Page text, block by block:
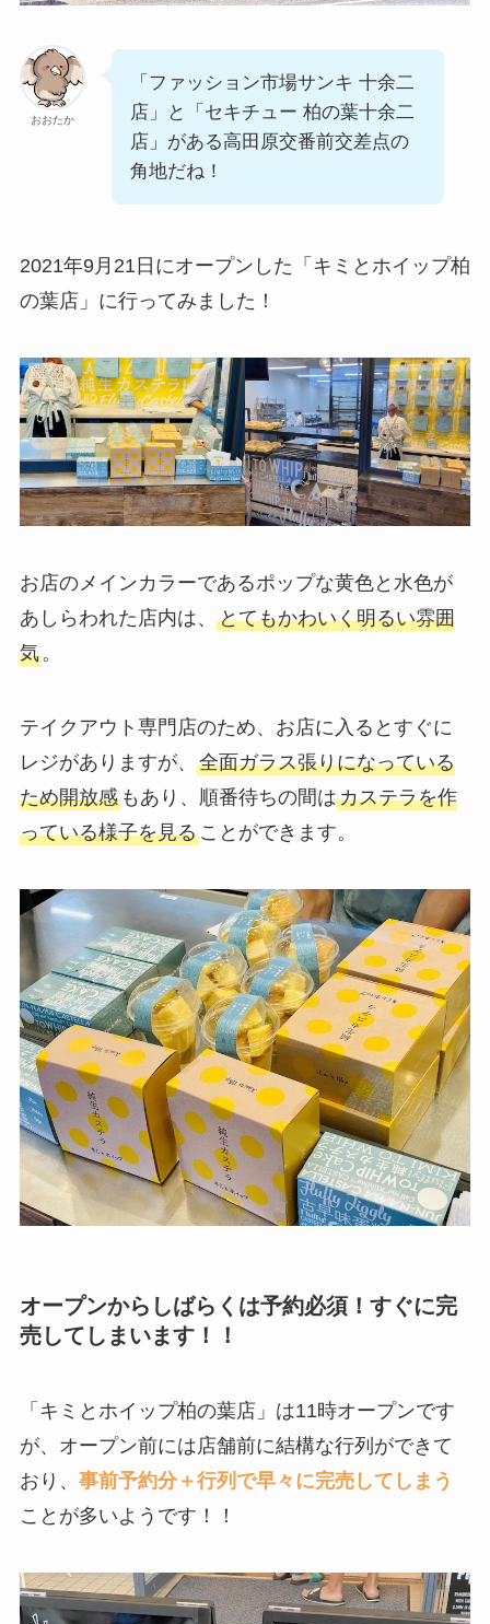
おおたか
「ファッション市場サンキ 十余二
店」と「セキチュー 柏の葉十余二
店」がある高田原交番前交差点の
角地だね！
2021年9月21日にオープンした「キミとホイップ柏
の葉店」に行ってみました！
お店のメインカラーであるポップな黄色と水色が
あしらわれた店内は、 とてもかわいく明るい雰囲
気。
テイクアウト専門店のため、お店に入るとすぐに
レジがありますが、 全面ガラス張りになっている
ため開放感もあり、順番待ちの間はカステラを作
っている様子を見ることができます。
オープンからしばらくは予約必須！すぐに完
売してしまいます！！
「キミとホイップ柏の葉店」は11時オープンです
が、オープン前には店舗前に結構な行列ができて
おり、 事前予約分＋行列で早々に完売してしまう
ことが多いようです！！